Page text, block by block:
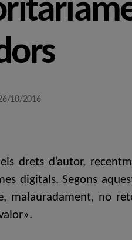
10/2016
drets d’autor,
digitals. Segons
malauradament, no